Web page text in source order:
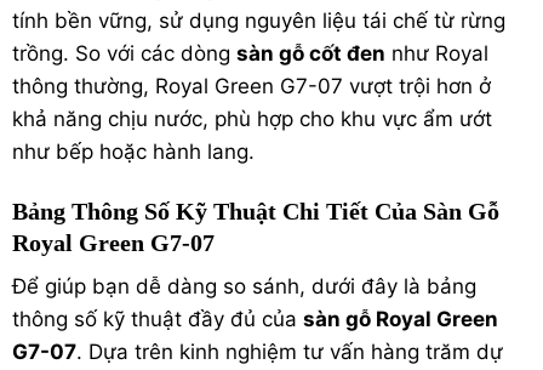
tính bền vững, sử dụng nguyên liệu tái chế từ rừng
trồng. So với các dòng sàn gỗ cốt đen như Royal
thông thường, Royal Green G7-07 vượt trội hơn ở
khả năng chịu nước, phù hợp cho khu vực ẩm ướt
như bếp hoặc hành lang.
Bảng Thông Số Kỹ Thuật Chi Tiết Của Sàn Gỗ
Royal Green G7-07
Để giúp bạn dễ dàng so sánh, dưới đây là bảng
thông số kỹ thuật đầy đủ của sàn gỗ Royal Green
G7-07. Dựa trên kinh nghiệm tư vấn hàng trăm dự